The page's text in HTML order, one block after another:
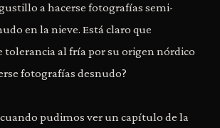
a hacerse fotografías semi-
en la nieve. Está claro que
tolerancia al fría por su origen nórdico
fotografías desnudo?
pudimos ver un capítulo de la